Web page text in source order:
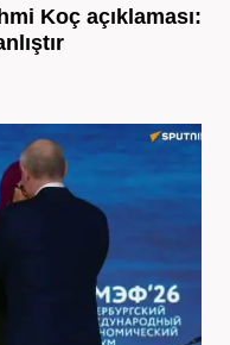
Koç açıklaması: